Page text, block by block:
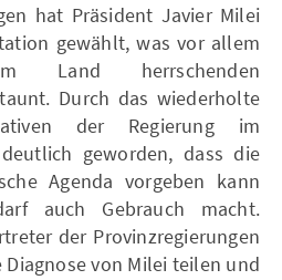
hat Präsident Javier Milei
gewählt, was vor allem
Land herrschenden
Durch das wiederholte
der Regierung im
geworden, dass die
Agenda vorgeben kann
auch Gebrauch macht.
der Provinzregierungen
von Milei teilen und